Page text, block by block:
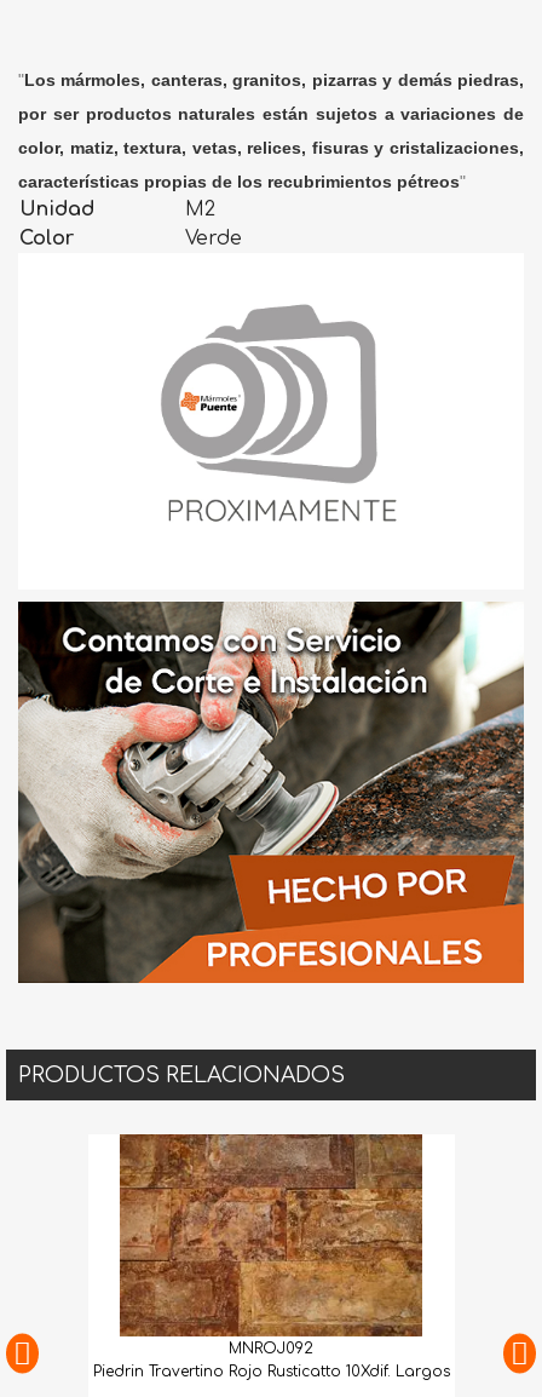
"Los mármoles, canteras, granitos, pizarras y demás piedras,
por ser productos naturales están sujetos a variaciones de
color, matiz, textura, vetas, relices, fisuras y cristalizaciones,
características propias de los recubrimientos pétreos"
Unidad
M2
Color
Verde
PRODUCTOS RELACIONADOS
MNROJ092
Piedrin Travertino Rojo Rusticatto 10Xdif. Largos